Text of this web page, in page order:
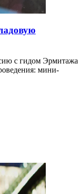
с гидом Эрмитажа
мини-